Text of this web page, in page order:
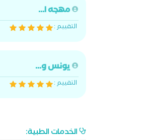
مهجه ا...
التقييم :
يونس و...
التقييم :
الخدمات الطبية: